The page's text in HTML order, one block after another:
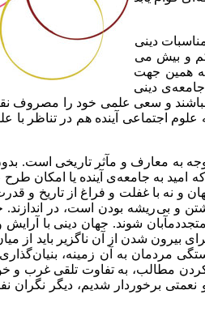
دینی
کم و بیش می
همین جهت
دینی
نباشند و سعی علمی خود را مصروف
اجتماعی آینده هم در تناظر
به معارف و مآثر تاریخی است. بدون
امید به جامعه‌ی آینده یا امکان طرح
و نه با غفلت و فراغ از تاریخ و
و بی ریشه بودن است، در
شوند. جهان دینی با
بیرون شدن از آن ناگزیر باید از
به آن زمینه،
مطالب، به تفاوت تلقی غرب و
برخوردار شدیم، دیگر نگران